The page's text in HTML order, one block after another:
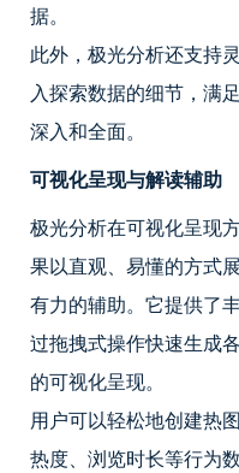
据。
此外，极光分析还支持
入探索数据的细节，满
深入和全面。
可视化呈现与解读辅助
极光分析在可视化呈现
果以直观、易懂的方式
有力的辅助。它提供了
过拖拽式操作快速生成
的可视化呈现。
用户可以轻松地创建热
热度、浏览时长等行为